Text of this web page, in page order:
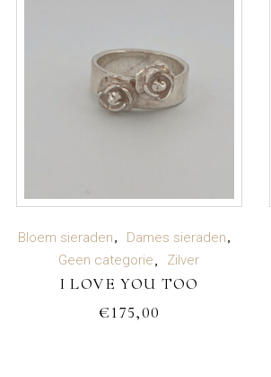
TOEVOEGEN AAN
WINKELWAGEN
Bloem sieraden
Dames sieraden
Geen categorie
Zilver
I LOVE YOU TOO
€175,00